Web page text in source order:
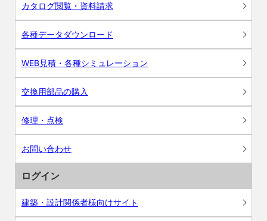
カタログ閲覧・資料請求
各種データダウンロード
WEB見積・各種シミュレーション
交換用部品の購入
修理・点検
お問い合わせ
ログイン
建築・設計関係者様向けサイト